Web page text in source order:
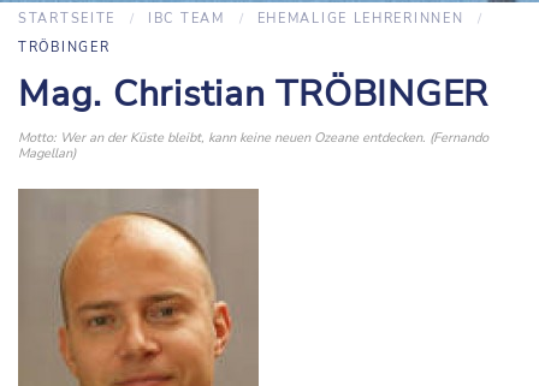
STARTSEITE IBC TEAM
EHEMALIGE LEHRERINNEN
TRÖBINGER
Mag. Christian TRÖBINGER
Motto: Wer an der Küste bleibt, kann keine neuen Ozeane entdecken. (Fernando
Magellan)